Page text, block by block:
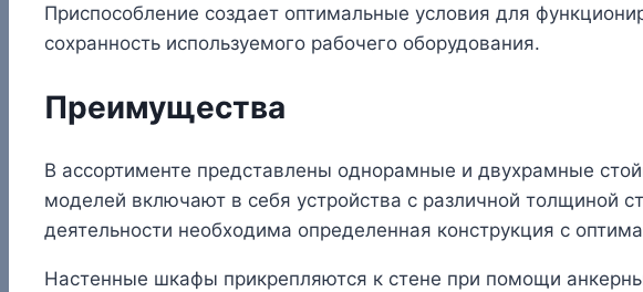
Приспособление создает оптимальные условия для
сохранность используемого рабочего оборудования.
Преимущества
В ассортименте представлены однорамные и двухрамные
моделей включают в себя устройства с различной толщиной
деятельности необходима определенная конструкция с
Настенные шкафы прикрепляются к стене при помощи